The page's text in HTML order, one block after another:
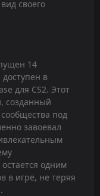
своего
14
доступен в
для CS2. Этот
созданный
под
завоевал
одним
в игре, не теряя